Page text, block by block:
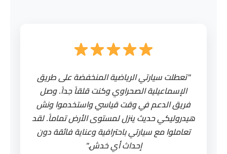
"تعطلت سيارتي الرياضية المنخفضة على طريق
الإسماعيلية الصحراوي وكنت قلقاً جداً. وصل
فريق الدعم في وقت قياسي واستخدموا ونش
هيدروليكي حديث ينزل لمستوى الأرض تماماً. لقد
تعاملوا مع سيارتي باحترافية وعناية فائقة دون
إحداث أي خدش."